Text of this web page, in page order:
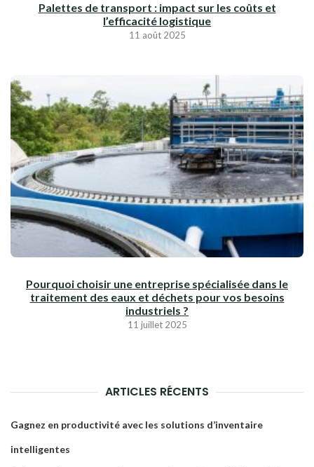
Palettes de transport : impact sur les coûts et
l’efficacité logistique
11 août 2025
Pourquoi choisir une entreprise spécialisée dans le
traitement des eaux et déchets pour vos besoins
industriels ?
11 juillet 2025
ARTICLES RÉCENTS
Gagnez en productivité avec les solutions d’inventaire
intelligentes